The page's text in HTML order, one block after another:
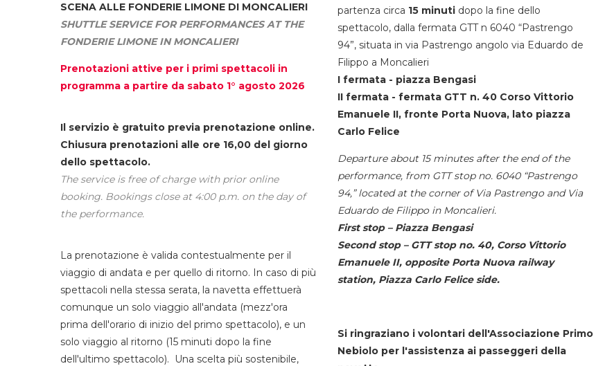
SCENA ALLE FONDERIE LIMONE DI MONCALIERI
SHUTTLE SERVICE FOR PERFORMANCES AT THE
FONDERIE LIMONE IN MONCALIERI
Prenotazioni attive per i primi spettacoli in
programma a partire da sabato 1° agosto 2026
Il servizio è gratuito previa prenotazione online.
Chiusura prenotazioni alle ore 16,00 del giorno
dello spettacolo.
The service is free of charge with prior online
booking. Bookings close at 4:00 p.m. on the day of
the performance.
La prenotazione è valida contestualmente per il
viaggio di andata e per quello di ritorno. In caso di più
spettacoli nella stessa serata, la navetta effettuerà
comunque un solo viaggio all'andata (mezz'ora
prima dell'orario di inizio del primo spettacolo), e un
solo viaggio al ritorno (15 minuti dopo la fine
dell'ultimo spettacolo). Una scelta più sostenibile,
partenza circa 15 minuti dopo la fine dello
spettacolo, dalla fermata GTT n 6040 “Pastrengo
94”, situata in via Pastrengo angolo via Eduardo de
Filippo a Moncalieri
I fermata - piazza Bengasi
II fermata - fermata GTT n. 40 Corso Vittorio
Emanuele II, fronte Porta Nuova, lato piazza
Carlo Felice
Departure about 15 minutes after the end of the
performance, from GTT stop no. 6040 “Pastrengo
94,” located at the corner of Via Pastrengo and Via
Eduardo de Filippo in Moncalieri.
First stop – Piazza Bengasi
Second stop – GTT stop no. 40, Corso Vittorio
Emanuele II, opposite Porta Nuova railway
station, Piazza Carlo Felice side.
Si ringraziano i volontari dell'Associazione Primo
Nebiolo per l'assistenza ai passeggeri della